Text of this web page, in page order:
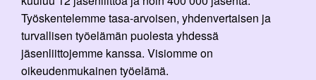
Työskentelemme tasa-arvoisen, yhdenvertaisen ja
turvallisen työelämän puolesta yhdessä
jäsenliittojemme kanssa. Visiomme on
oikeudenmukainen työelämä.